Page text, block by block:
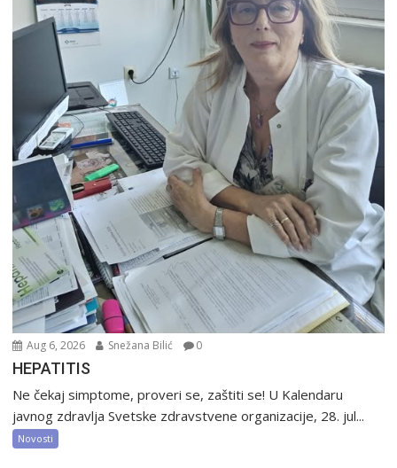
Aug 6, 2026 Snežana Bilić 0
HEPATITIS
Ne čekaj simptome, proveri se, zaštiti se! U Kalendaru
javnog zdravlja Svetske zdravstvene organizacije, 28. jul...
Novosti